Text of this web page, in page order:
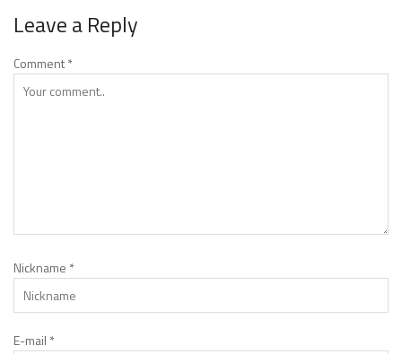
Leave a Reply
Comment*
Nickname *
E-mail *